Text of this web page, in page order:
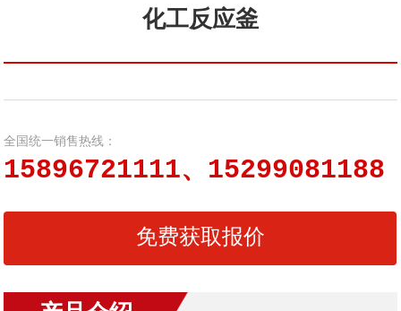
化工反应釜
全国统一销售热线：
15896721111、15299081188
免费获取报价